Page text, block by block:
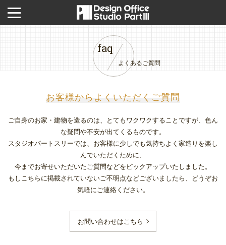
よくあるご質問
faq
お客様からよくいただくご質問
ご自身のお家・建物を造るのは、とてもワクワクすることですが、色ん
な疑問や不安が出てくるものです。
スタジオパートスリーでは、お客様に少しでも気持ちよく家造りを楽し
んでいただくために、
今までお寄せいただいたご質問などをピックアップいたしました。
もしこちらに掲載されていないご不明点などございましたら、どうぞお
気軽にご連絡ください。
お問い合わせはこちら